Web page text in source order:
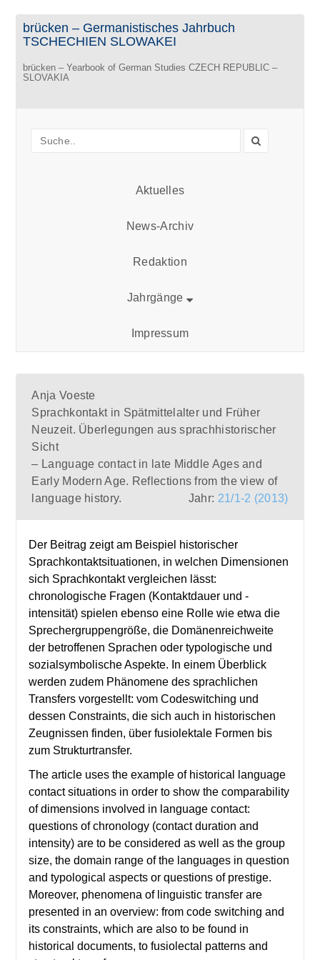
brücken – Germanistisches Jahrbuch
TSCHECHIEN SLOWAKEI
brücken – Yearbook of German Studies CZECH REPUBLIC –
SLOVAKIA
Aktuelles
News-Archiv
Redaktion
Jahrgänge
Impressum
Anja Voeste
Sprachkontakt in Spätmittelalter und Früher
Neuzeit. Überlegungen aus sprachhistorischer
Sicht
– Language contact in late Middle Ages and
Early Modern Age. Reflections from the view of
language history.
Jahr: 21/1-2 (2013)
Der Beitrag zeigt am Beispiel historischer
Sprachkontaktsituationen, in welchen Dimensionen
sich Sprachkontakt vergleichen lässt:
chronologische Fragen (Kontaktdauer und -
intensität) spielen ebenso eine Rolle wie etwa die
Sprechergruppengröße, die Domänenreichweite
der betroffenen Sprachen oder typologische und
sozialsymbolische Aspekte. In einem Überblick
werden zudem Phänomene des sprachlichen
Transfers vorgestellt: vom Codeswitching und
dessen Constraints, die sich auch in historischen
Zeugnissen finden, über fusiolektale Formen bis
zum Strukturtransfer.
The article uses the example of historical language
contact situations in order to show the comparability
of dimensions involved in language contact:
questions of chronology (contact duration and
intensity) are to be considered as well as the group
size, the domain range of the languages in question
and typological aspects or questions of prestige.
Moreover, phenomena of linguistic transfer are
presented in an overview: from code switching and
its constraints, which are also to be found in
historical documents, to fusiolectal patterns and